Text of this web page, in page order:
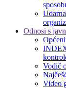
Odnosi s
Vodič
Video